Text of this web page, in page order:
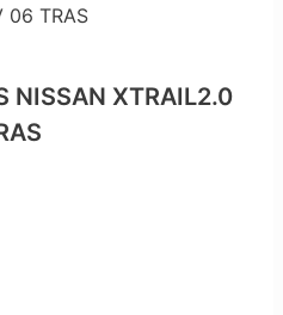
06 TRAS
NISSAN XTRAIL2.0